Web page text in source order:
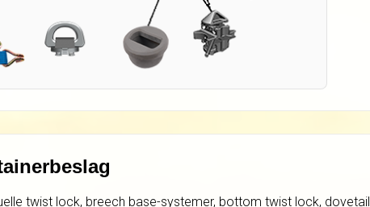
twist lock, breech base-systemer, bottom twist lock, dovetail